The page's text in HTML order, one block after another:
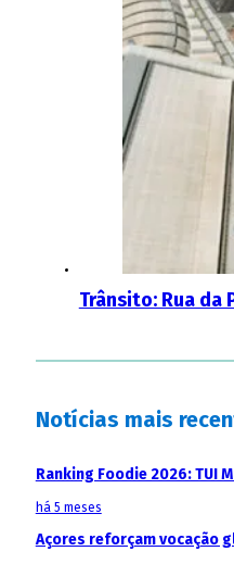
Trânsito: Rua
Notícias mais
Ranking Foodie 2026: TUI
há 5 meses
Açores reforçam vocação